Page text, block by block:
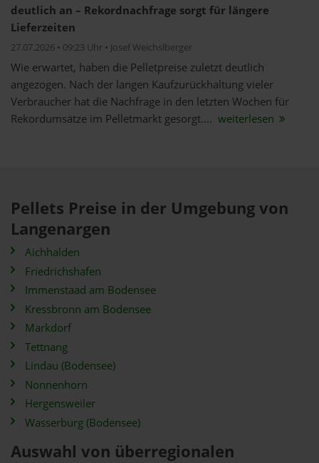
deutlich an – Rekordnachfrage sorgt für längere
Lieferzeiten
27.07.2026 • 09:23 Uhr • Josef Weichslberger
Wie erwartet, haben die Pelletpreise zuletzt deutlich
angezogen. Nach der langen Kaufzurückhaltung vieler
Verbraucher hat die Nachfrage in den letzten Wochen für
Rekordumsätze im Pelletmarkt gesorgt.... weiterlesen
Pellets Preise in der Umgebung von
Langenargen
Aichhalden
Friedrichshafen
Immenstaad am Bodensee
Kressbronn am Bodensee
Markdorf
Tettnang
Lindau (Bodensee)
Nonnenhorn
Hergensweiler
Wasserburg (Bodensee)
Auswahl von überregionalen